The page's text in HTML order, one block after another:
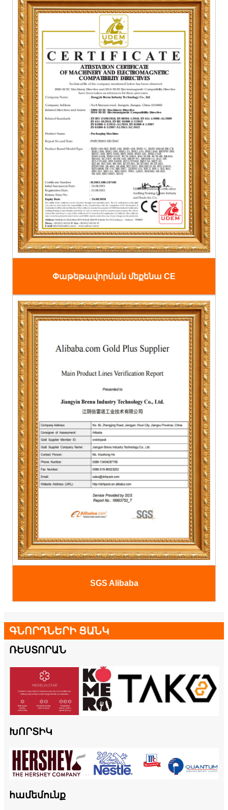
Փաթեթավորման մեքենա CE
SGS Alibaba
ԳՆՈՐԴՆԵՐԻ ՑԱՆԿ
ՌԵՍՏՈՐԱՆ
ԽՈՐՏԻԿ
համեմունք